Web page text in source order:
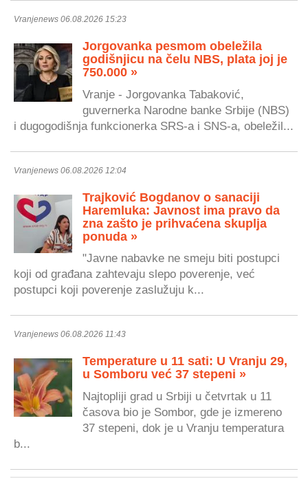
Vranjenews 06.08.2026 15:23
Jorgovanka pesmom obeležila
godišnjicu na čelu NBS, plata joj je
750.000 »
Vranje - Jorgovanka Tabaković,
guvernerka Narodne banke Srbije (NBS)
i dugogodišnja funkcionerka SRS-a i SNS-a, obeležil...
Vranjenews 06.08.2026 12:04
Trajković Bogdanov o sanaciji
Haremluka: Javnost ima pravo da
zna zašto je prihvaćena skuplja
ponuda »
"Javne nabavke ne smeju biti postupci
koji od građana zahtevaju slepo poverenje, već
postupci koji poverenje zaslužuju k...
Vranjenews 06.08.2026 11:43
Temperature u 11 sati: U Vranju 29,
u Somboru već 37 stepeni »
Najtopliji grad u Srbiji u četvrtak u 11
časova bio je Sombor, gde je izmereno
37 stepeni, dok je u Vranju temperatura
b...